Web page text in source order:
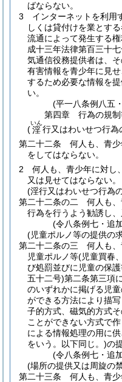
ばならない。
3
インターネットを利用
しくは貸付けを業とす
流通によって発生する
成十三年法律第百三十
気通信役務提供者は、
有害情報を青少年に見
するため必要な情報を
い。
(平一八条例八五
第四章
行為の規
(淫
いん
行又はわいせつ行為
第二十二条
何人も、青少
をしてはならない。
2
何人も、青少年に対し、
又は見せてはならない。
(淫行又はわいせつ行為
第二十二条の二
何人も
行為を行うよう勧誘し
(令八条例七・追
(児童ポルノ等の提供の
第二十二条の三
何人も
児童ポルノ等(児童買春
び処罰並びに児童の保
五十二号)第二条第三項
のいずれかに掲げる児
ができる方法により描
子的方式、磁気的方式
ことができない方式で
による情報処理の用に
をいう。以下同じ。)の
(令八条例七・追
(場所の提供又は周旋の
第二十三条
何人も、青